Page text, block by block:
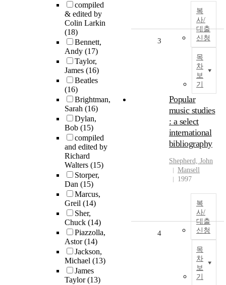
compiled
& edited by
Colin Larkin
(18)
Bennett,
Andy (17)
Taylor,
James (16)
Beatles
(16)
Brightman,
Sarah (16)
Dylan,
Bob (15)
compiled
and edited by
Richard
Walters (15)
Storper,
Dan (15)
Marcus,
Greil (14)
Sher,
Chuck (14)
Piazzolla,
Astor(14)
Jackson,
Michael (13)
James
Taylor(13)
복
사/
대출
신청
목
차
보
기
3
Popular
music studies
: a select
international
bibliography
Shepherd, John
Mansell
1997
복
사/
대출
신청
목
차
보
기
4